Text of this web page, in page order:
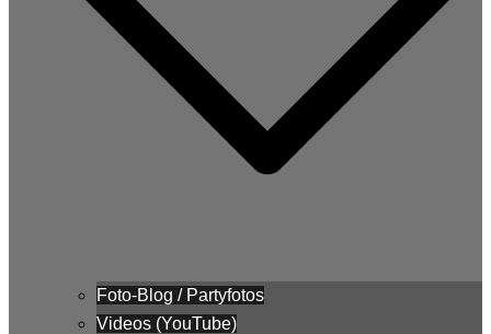
Foto-Blog / Partyfotos
Videos (YouTube)